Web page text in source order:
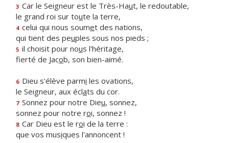
3 Car le Seigneur est le Très-Haut, le redoutable,
le grand roi sur toute la terre,
4 celui qui nous soumet des nations,
qui tient des peuples sous nos pieds ;
5 il choisit pour nous l'héritage,
fierté de Jacob, son bien-aimé.
6 Dieu s'élève parmi les ovations,
le Seigneur, aux éclats du cor.
7 Sonnez pour notre Dieu, sonnez,
sonnez pour notre roi, sonnez !
8 Car Dieu est le roi de la terre :
que vos musiques l'annoncent !